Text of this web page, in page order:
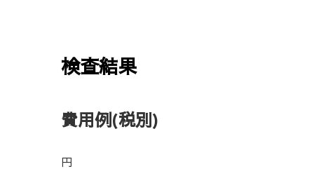
検査結果
費用例(税別)
円